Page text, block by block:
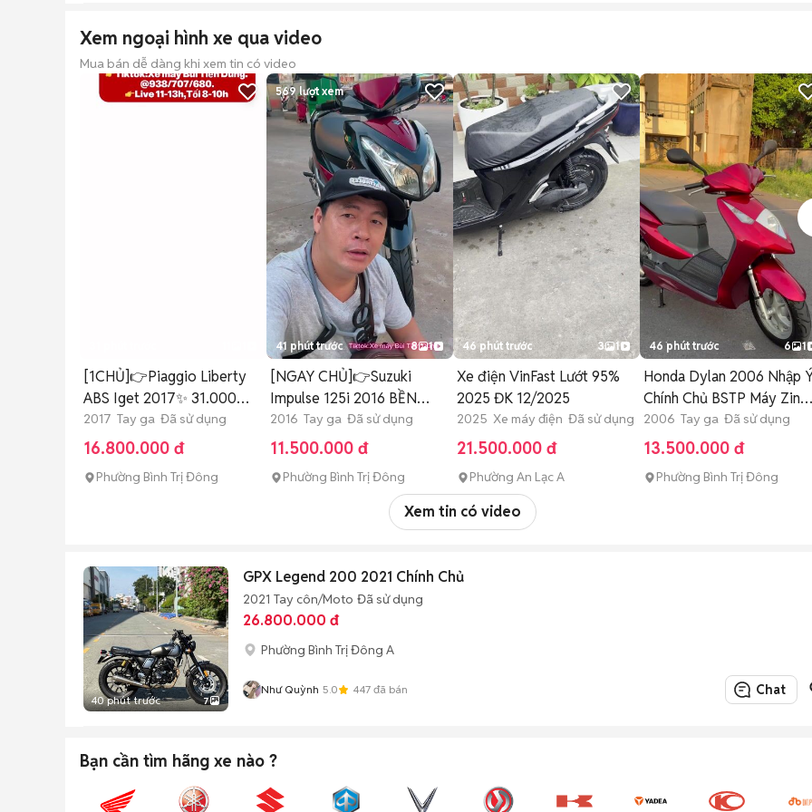
Xem ngoại hình xe qua video
Mua bán dễ dàng khi xem tin có video
[1CHỦ]👉Piaggio Liberty
ABS Iget 2017✨ 31.000
km✨
2017 Tay ga Đã sử dụng
16.800.000 đ
Phường Bình Trị Đông
569lượt xem
41 phút trước 8 1
[NGAY CHỦ]👉Suzuki
Impulse 125i 2016 BỀN
CHẮC+ZIN💯
2016 Tay ga Đã sử dụng
11.500.000 đ
Phường Bình Trị Đông
46 phút trước 3 1
Xe điện VinFast Lướt 95%
2025 ĐK 12/2025
2025 Xe máy điện Đã sử dụng
21.500.000 đ
Phường An Lạc A
46 phút trước 6 1
Honda Dylan 2006 Nhập
Chính Chủ BSTP Máy Zin
êm
2006 Tay ga Đã sử dụng
13.500.000 đ
Phường Bình Trị Đông
Xem tin có video
40 phút trước 7
GPX Legend 200 2021 Chính Chủ
2021 Tay côn/Moto Đã sử dụng
26.800.000 đ
Phường Bình Trị Đông A
Như Quỳnh 5.0 447 đã bán Chat
Bạn cần tìm hãng xe nào ?